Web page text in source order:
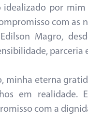
idealizado por
com as
Magro,
parceria
minha eterna
em
com a